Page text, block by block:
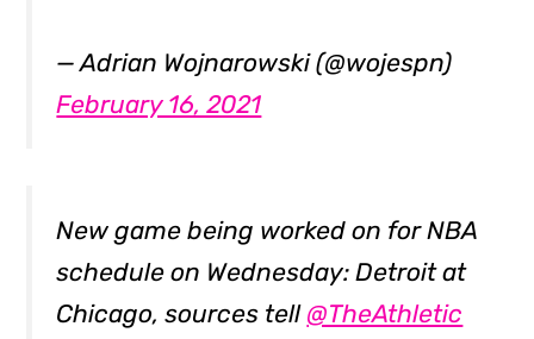
— Adrian Wojnarowski (@wojespn)
February 16, 2021
New game being worked on for NBA
schedule on Wednesday: Detroit at
Chicago, sources tell @TheAthletic